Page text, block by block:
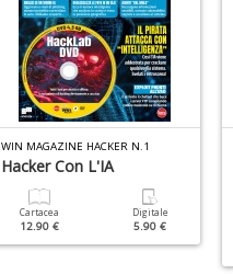
WIN MAGAZINE HACKER N.1
Hacker Con L'IA
Cartacea
12.90 €
Digitale
5.90 €